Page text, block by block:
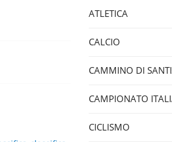
ATLETICA
CALCIO
CAMMINO DI
CAMPIONATO
CICLISMO